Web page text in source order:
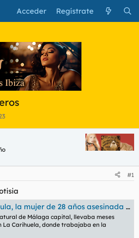
Acceder Regístrate
#1
de 28 años asesinada por su expareja en Torremolinos | Diario Sur
de Málaga capital, llevaba meses
La Carihuela, donde trabajaba en la